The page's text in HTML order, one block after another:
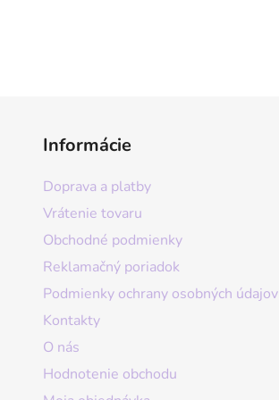
Informácie
Doprava a platby
Vrátenie tovaru
Obchodné podmienky
Reklamačný poriadok
Podmienky ochrany osobných údajov
Kontakty
O nás
Hodnotenie obchodu